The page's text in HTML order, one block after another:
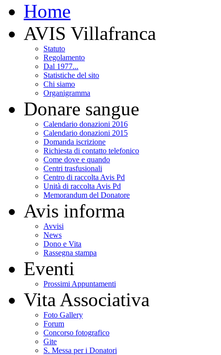
Home
AVIS Villafranca
Statuto
Regolamento
Dal 1977...
Statistiche del sito
Chi siamo
Organigramma
Donare sangue
Calendario donazioni 2016
Calendario donazioni 2015
Domanda iscrizione
Richiesta di contatto telefonico
Come dove e quando
Centri trasfusionali
Centro di raccolta Avis Pd
Unità di raccolta Avis Pd
Memorandum del Donatore
Avis informa
Avvisi
News
Dono e Vita
Rassegna stampa
Eventi
Prossimi Appuntamenti
Vita Associativa
Foto Gallery
Forum
Concorso fotografico
Gite
S. Messa per i Donatori